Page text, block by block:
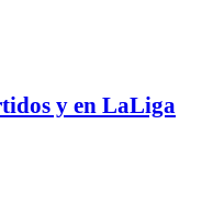
y en LaLiga